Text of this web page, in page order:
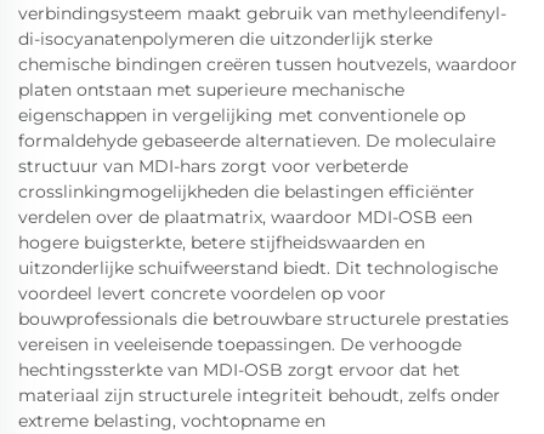
verbindingsysteem maakt gebruik van methyleendifenyl-
di-isocyanatenpolymeren die uitzonderlijk sterke
chemische bindingen creëren tussen houtvezels, waardoor
platen ontstaan met superieure mechanische
eigenschappen in vergelijking met conventionele op
formaldehyde gebaseerde alternatieven. De moleculaire
structuur van MDI-hars zorgt voor verbeterde
crosslinkingmogelijkheden die belastingen efficiënter
verdelen over de plaatmatrix, waardoor MDI-OSB een
hogere buigsterkte, betere stijfheidswaarden en
uitzonderlijke schuifweerstand biedt. Dit technologische
voordeel levert concrete voordelen op voor
bouwprofessionals die betrouwbare structurele prestaties
vereisen in veeleisende toepassingen. De verhoogde
hechtingssterkte van MDI-OSB zorgt ervoor dat het
materiaal zijn structurele integriteit behoudt, zelfs onder
extreme belasting, vochtopname en